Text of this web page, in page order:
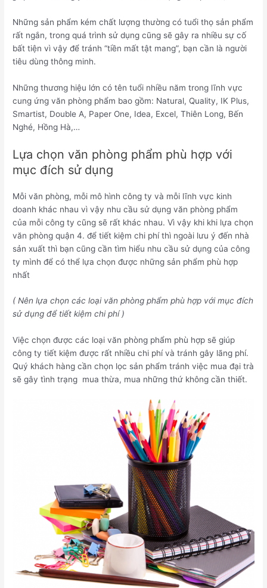
Những sản phẩm kém chất lượng thường có tuổi thọ sản phẩm
rất ngắn, trong quá trình sử dụng cũng sẽ gây ra nhiều sự cố
bất tiện vì vậy để tránh “tiền mất tật mang”, bạn cần là người
tiêu dùng thông minh.
Những thương hiệu lớn có tên tuổi nhiều năm trong lĩnh vực
cung ứng văn phòng phẩm bao gồm: Natural, Quality, IK Plus,
Smartist, Double A, Paper One, Idea, Excel, Thiên Long, Bến
Nghé, Hồng Hà,…
Lựa chọn văn phòng phẩm phù hợp với
mục đích sử dụng
Mỗi văn phòng, mỗi mô hình công ty và mỗi lĩnh vực kinh
doanh khác nhau vì vậy nhu cầu sử dụng văn phòng phẩm
của mỗi công ty cũng sẽ rất khác nhau. Vì vậy khi khi lựa chọn
văn phòng quận 4. để tiết kiệm chi phí thì ngoài lưu ý đến nhà
sản xuất thì bạn cũng cần tìm hiểu nhu cầu sử dụng của công
ty mình để có thể lựa chọn được những sản phẩm phù hợp
nhất
( Nên lựa chọn các loại văn phòng phẩm phù hợp với mục đích
sử dụng để tiết kiệm chi phí )
Việc chọn được các loại văn phòng phẩm phù hợp sẽ giúp
công ty tiết kiệm được rất nhiều chi phí và tránh gây lãng phí.
Quý khách hàng cần chọn lọc sản phẩm tránh việc mua đại trà
sẽ gây tình trạng mua thừa, mua những thứ không cần thiết.